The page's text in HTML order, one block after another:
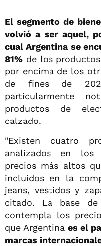
El segmento de
volvió a ser aquel,
cual Argentina se
81% de los
por encima de los
de fines de
particularmente
productos de
calzado.
"Existen cuatro
analizados en los
precios más altos
incluidos en la
jeans, vestidos y
citado. La base
contempla los
que Argentinaes el
marcas